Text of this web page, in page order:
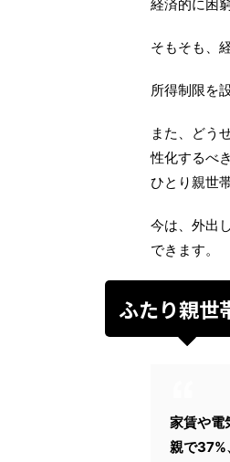
経済的に困
そもそも、
所得制限を
また、どう
性化するべ
ひとり親世
今は、外出
できます。
ふたり親世
家賃や電
親で37%